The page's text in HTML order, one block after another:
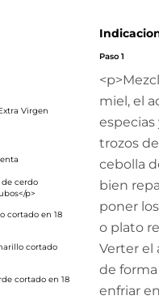
Virgen
cerdo
p>
cortado en 18
cortado
cortado en 18
Paso 1
miel, el
especias
trozos
cebolla
bien
poner
o plato
Verter el
de
enfriar